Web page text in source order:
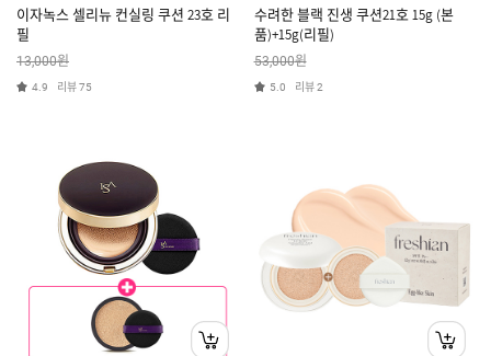
이자녹스 셀리뉴 컨실링 쿠션 23호 리
필
13,000원
4.9 리뷰75
수려한 블랙 진생 쿠션21호 15g (본
품)+15g(리필)
53,000원
5.0 리뷰2